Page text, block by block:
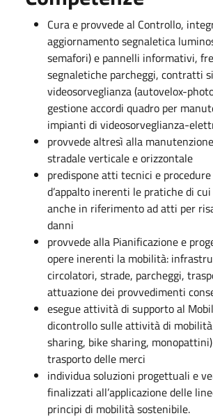
Cura e provvede al Controllo,
aggiornamento segnaletica
semafori) e pannelli informativi,
segnaletiche parcheggi, contratti
videosorveglianza (autovelox-
gestione accordi quadro per
impianti di videosorveglianza-
provvede altresì alla
stradale verticale e orizzontale
predispone atti tecnici e
d’appalto inerenti le pratiche di
anche in riferimento ad atti per
danni
provvede alla Pianificazione e
opere inerenti la mobilità:
circolatori, strade, parcheggi,
attuazione dei provvedimenti
esegue attività di supporto al
dicontrollo sulle attività di
sharing, bike sharing,
trasporto delle merci
individua soluzioni progettuali e
finalizzati all’applicazione delle
principi di mobilità sostenibile.